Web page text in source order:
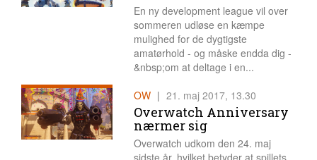
En ny development league vil over
sommeren udløse en kæmpe
mulighed for de dygtigste
amatørhold - og måske endda dig -
&nbsp;om at deltage i en...
OW | 21. maj 2017, 13.30
Overwatch Anniversary
nærmer sig
Overwatch​ udkom den 24. maj